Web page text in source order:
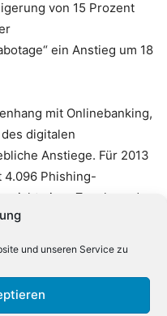
und unseren Service zu
von 15 Prozent
ein Anstieg um 18
mit Onlinebanking,
digitalen
Anstiege. Für 2013
4.096 Phishing-
einer Zunahme der
Vergleich zum Vorjahr.
Schutzmaßnahmen
die Einführung des
beim
nach Feststellung